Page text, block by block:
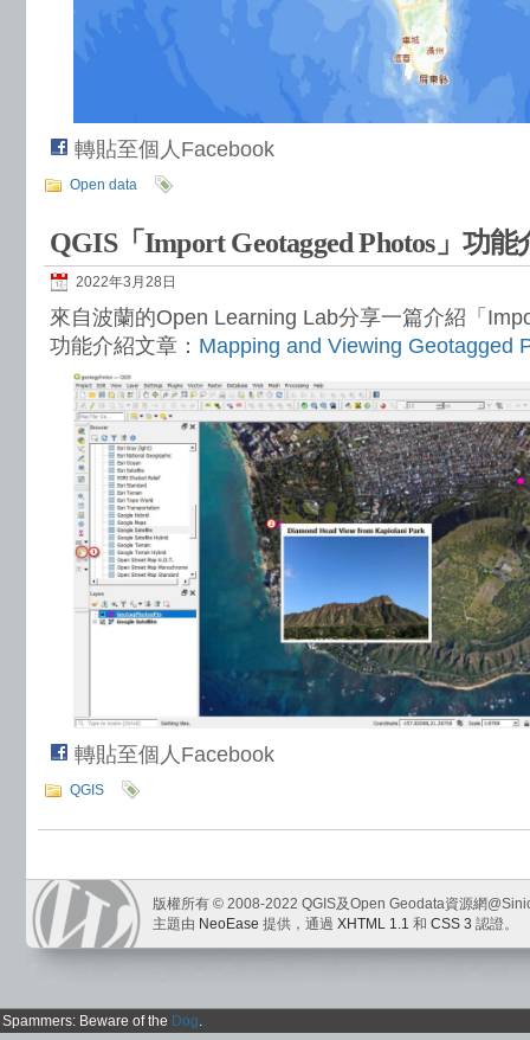
轉貼至個人Facebook
Open data
QGIS「Import Geotagged Photos」功能
2022年3月28日
來自波蘭的Open Learning Lab分享一篇介紹「
功能介紹文章： Mapping and Viewing Geotagged
轉貼至個人Facebook
QGIS
版權所有 © 2008-2022 QGIS及Open Geodata資源網
主題由 NeoEase 提供，通過 XHTML 1.1 和 CSS 3 認證。
Spammers: Beware of the Dog.